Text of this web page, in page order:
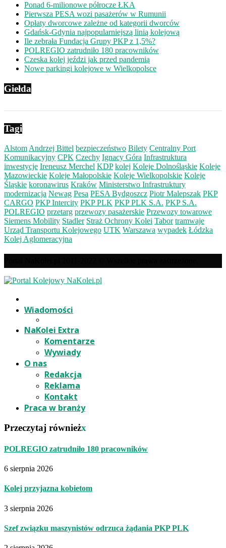
Ponad 6-milionowe półrocze ŁKA
Pierwsza PESA wozi pasażerów w Rumunii
Opłaty dworcowe zależne od kategorii dworców
Gdańsk-Gdynia najpopularniejszą linią kolejową
Ile zebrała Fundacja Grupy PKP z 1,5%?
POLREGIO zatrudniło 180 pracowników
Czeska kolej jeździ jak przed pandemią
Nowe parkingi kolejowe w Wielkopolsce
Giełda
Tagi
Alstom Andrzej Bittel bezpieczeństwo Bilety Centralny Port
Komunikacyjny CPK Czechy Ignacy Góra Infrastruktura
inwestycje Ireneusz Merchel KDP kolej Koleje Dolnośląskie Koleje
Mazowieckie Koleje Małopolskie Koleje Wielkopolskie Koleje
Śląskie koronawirus Kraków Ministerstwo Infrastruktury
modernizacja Newag Pesa PESA Bydgoszcz Piotr Malepszak PKP
CARGO PKP Intercity PKP PLK PKP PLK S.A. PKP S.A.
POLREGIO przetarg przewozy pasażerskie Przewozy towarowe
Siemens Mobility Stadler Straż Ochrony Kolei Tabor tramwaje
Urząd Transportu Kolejowego UTK Warszawa wypadek Łódzka
Kolej Aglomeracyjna
Wiadomości
NaKolei Extra
Komentarze
Wywiady
O nas
Redakcja
Reklama
Kontakt
Praca w branży
Przeczytaj równieżx
POLREGIO zatrudniło 180 pracowników
6 sierpnia 2026
Kolej przyjazna kobietom
3 sierpnia 2026
Szef związku maszynistów odrzuca żądania PKP PLK